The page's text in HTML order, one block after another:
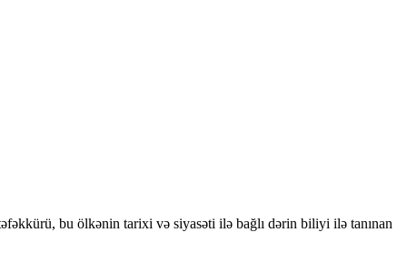
bu ölkənin tarixi və siyasəti ilə bağlı dərin biliyi ilə tanınan